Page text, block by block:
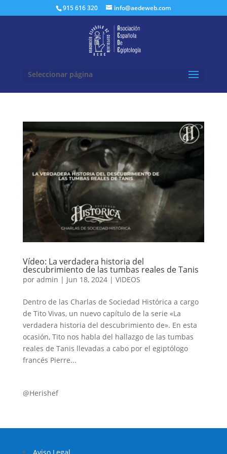
915 616 320 info@aedeweb.com
Seleccionar página
Vídeo: La verdadera historia del
descubrimiento de las tumbas reales de Tanis
por admin | Jun 18, 2024| VIDEOS
Dentro de las Charlas de Sociedad Histórica a cargo
de Tito Vivas, un nuevo capítulo de la serie «La
verdadera historia del descubrimiento de». En esta
ocasión, Tito nos habla del hallazgo de las tumbas
reales de Tanis llevadas a cabo por el egiptólogo
francés Pierre...
@Herishef